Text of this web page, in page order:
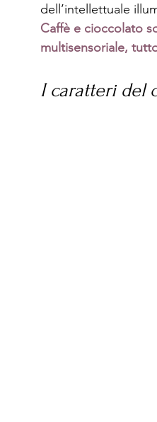
dell’intellettuale
Caffè e cioccolato
multisensoriale,
I caratteri del